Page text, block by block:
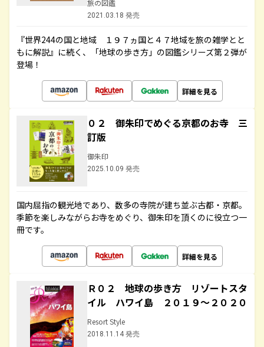
旅の図鑑
2021.03.18 発売
『世界244の国と地域 １９７ヵ国と４７地域を旅の雑学とと
もに解説』に続く、「地球の歩き方」の図鑑シリーズ第２弾が
登場！
詳細を見る
０２ 御朱印でめぐる京都のお寺 三
訂版
御朱印
2025.10.09 発売
国内屈指の観光地であり、数多の寺院が建ち並ぶ古都・京都。
季節を楽しみながらお寺をめぐり、御朱印を頂くのに役立つ一
冊です。
詳細を見る
Ｒ０２ 地球の歩き方 リゾートスタ
イル ハワイ島 ２０１９～２０２０
Resort Style
2018.11.14 発売